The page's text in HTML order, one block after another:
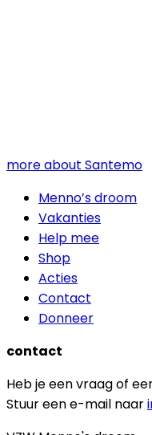
more about Santemo
Menno’s droom
Vakanties
Help mee
Shop
Acties
Contact
Donneer
contact
Heb je een vraag of
Stuur een e-mail naar